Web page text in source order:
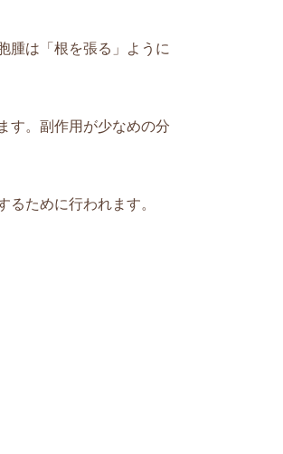
腫は「根を張る」ように
す。副作用が少なめの分
るために行われます。